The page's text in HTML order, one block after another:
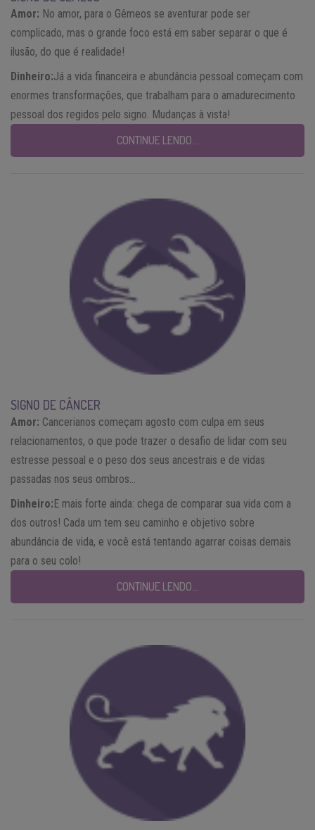
Amor: No amor, para o Gêmeos se aventurar pode ser
complicado, mas o grande foco está em saber separar o que é
ilusão, do que é realidade!
Dinheiro:Já a vida financeira e abundância pessoal começam com
enormes transformações, que trabalham para o amadurecimento
pessoal dos regidos pelo signo. Mudanças à vista!
CONTINUE LENDO…
SIGNO DE CÂNCER
Amor: Cancerianos começam agosto com culpa em seus
relacionamentos, o que pode trazer o desafio de lidar com seu
estresse pessoal e o peso dos seus ancestrais e de vidas
passadas nos seus ombros…
Dinheiro:E mais forte ainda: chega de comparar sua vida com a
dos outros! Cada um tem seu caminho e objetivo sobre
abundância de vida, e você está tentando agarrar coisas demais
para o seu colo!
CONTINUE LENDO…